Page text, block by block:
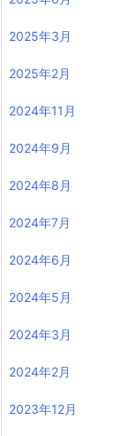
2025年3月
2025年2月
2024年11月
2024年9月
2024年8月
2024年7月
2024年6月
2024年5月
2024年3月
2024年2月
2023年12月